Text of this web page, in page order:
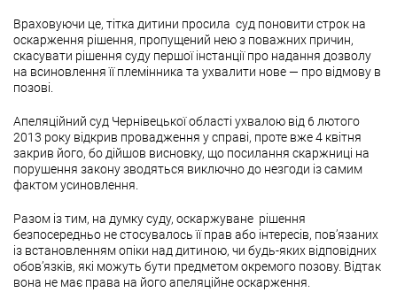
Враховуючи це, тітка дитини просила суд поновити строк на
оскарження рішення, пропущений нею з поважних причин,
скасувати рішення суду першої інстанції про надання дозволу
на всиновлення її племінника та ухвалити нове — про відмову в
позові.
Апеляційний суд Чернівецької області ухвалою від 6 лютого
2013 року відкрив провадження у справі, проте вже 4 квітня
закрив його, бо дійшов висновку, що посилання скаржниці на
порушення закону зводяться виключно до незгоди із самим
фактом усиновлення.
Разом із тим, на думку суду, оскаржуване рішення
безпосередньо не стосувалось її прав або інтересів, пов’язаних
із встановленням опіки над дитиною, чи будь-яких відповідних
обов’язків, які можуть бути предметом окремого позову. Відтак
вона не має права на його апеляційне оскарження.